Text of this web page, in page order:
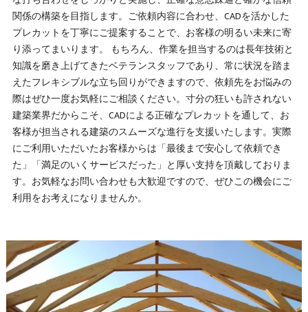
関係の構築を目指します。ご依頼内容に合わせ、CADを活かした
プレカットを丁寧にご提案することで、お客様の明るい未来に寄
り添ってまいります。 もちろん、作業を担当するのは長年技術と
知識を磨き上げてきたベテランスタッフであり、常に状況を踏ま
えたフレキシブルな立ち回りができますので、依頼先をお悩みの
際はぜひ一度お気軽にご相談ください。寸分の狂いも許されない
建築業界だからこそ、CADによる正確なプレカットを通して、お
客様が担当される建築のスムーズな進行を支援いたします。実際
にご利用いただいたお客様からは「最後まで安心して依頼でき
た」「満足のいくサービスだった」と厚い支持を頂戴しておりま
す。お気軽なお問い合わせも大歓迎ですので、ぜひこの機会にご
利用をお考えになりませんか。